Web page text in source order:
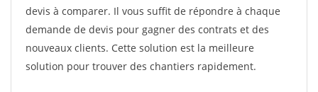
devis à comparer. Il vous suffit de répondre à chaque
demande de devis pour gagner des contrats et des
nouveaux clients. Cette solution est la meilleure
solution pour trouver des chantiers rapidement.